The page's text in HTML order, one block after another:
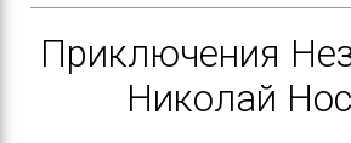
Приключения
Николай